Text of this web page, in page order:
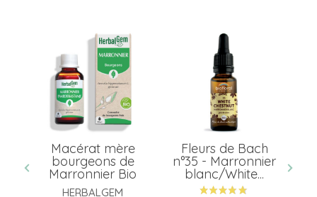
Macérat mère
bourgeons de
Marronnier Bio
HERBALGEM
Fleurs de Bach
n°35 - Marronnier
blanc/White...